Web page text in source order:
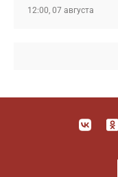
12:00, 07 августа